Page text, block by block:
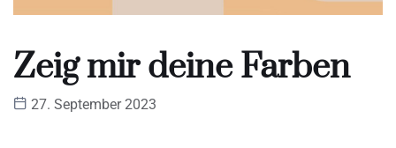
Zeig mir deine Farben
27. September 2023